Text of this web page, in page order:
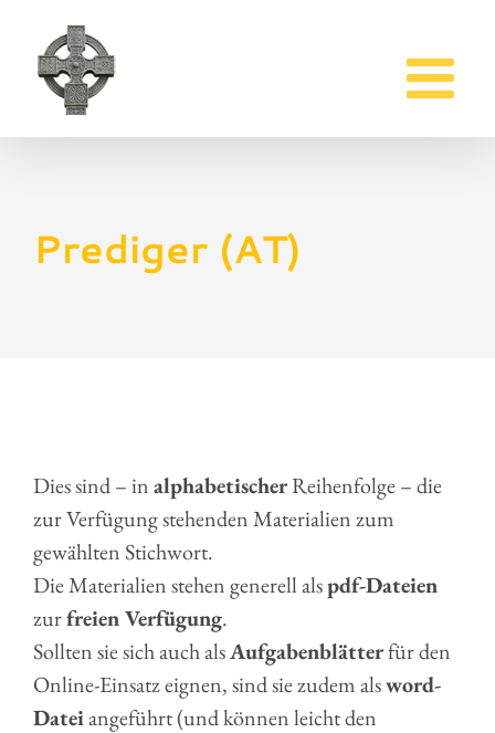
Inhalt
springen
Prediger (AT)
Dies sind – inalphabetischerReihenfolge – die
zur Verfügung stehenden Materialien zum
gewählten Stichwort.
Die Materialien stehen generell alspdf-Dateien
zurfreien Verfügung.
Sollten sie sich auch alsAufgabenblätterfür den
Online-Einsatz eignen, sind sie zudem alsword-
Dateiangeführt (und können leicht den